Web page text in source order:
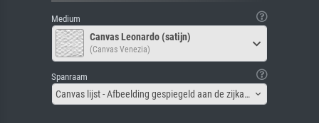
Medium
Canvas Leonardo (satijn)
(Canvas Venezia)
Spanraam
Canvas lijst - Afbeelding gespiegeld aan de zijkant